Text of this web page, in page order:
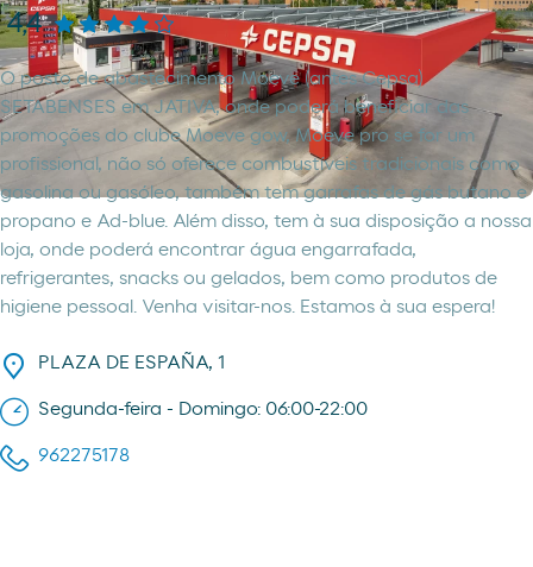
4,4
O posto de abastecimento Moeve (antes Cepsa)
SETABENSES em JATIVA, onde poderá beneficiar das
promoções do clube Moeve gow, Moeve pro se for um
profissional, não só oferece combustíveis tradicionais como
gasolina ou gasóleo, também tem garrafas de gás butano e
propano e Ad-blue. Além disso, tem à sua disposição a nossa
loja, onde poderá encontrar água engarrafada,
refrigerantes, snacks ou gelados, bem como produtos de
higiene pessoal. Venha visitar-nos. Estamos à sua espera!
PLAZA DE ESPAÑA, 1
Segunda-feira - Domingo: 06:00-22:00
962275178